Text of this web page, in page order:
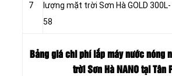
7
lượng mặt trời Sơn Hà GOLD 300L-
58
Bảng giá chi phí lắp máy nước nóng
trời Sơn Hà NANO tại Tân